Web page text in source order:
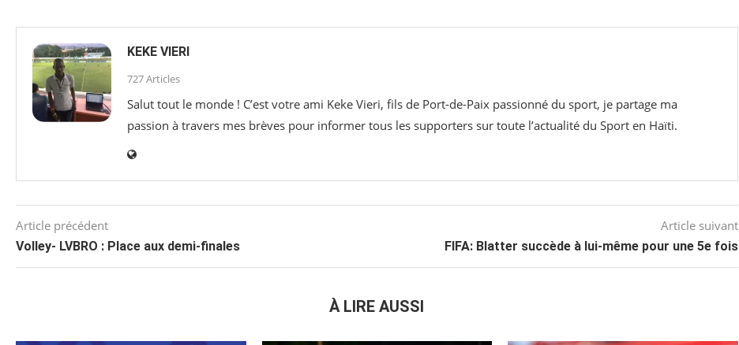
KEKE VIERI
727 Articles
Salut tout le monde ! C’est votre ami Keke Vieri, fils de Port-de-Paix passionné du sport, je partage ma
passion à travers mes brèves pour informer tous les supporters sur toute l’actualité du Sport en Haïti.
Article précédent
Volley- LVBRO : Place aux demi-finales
Article suivant
FIFA: Blatter succède à lui-même pour une 5e fois
À LIRE AUSSI